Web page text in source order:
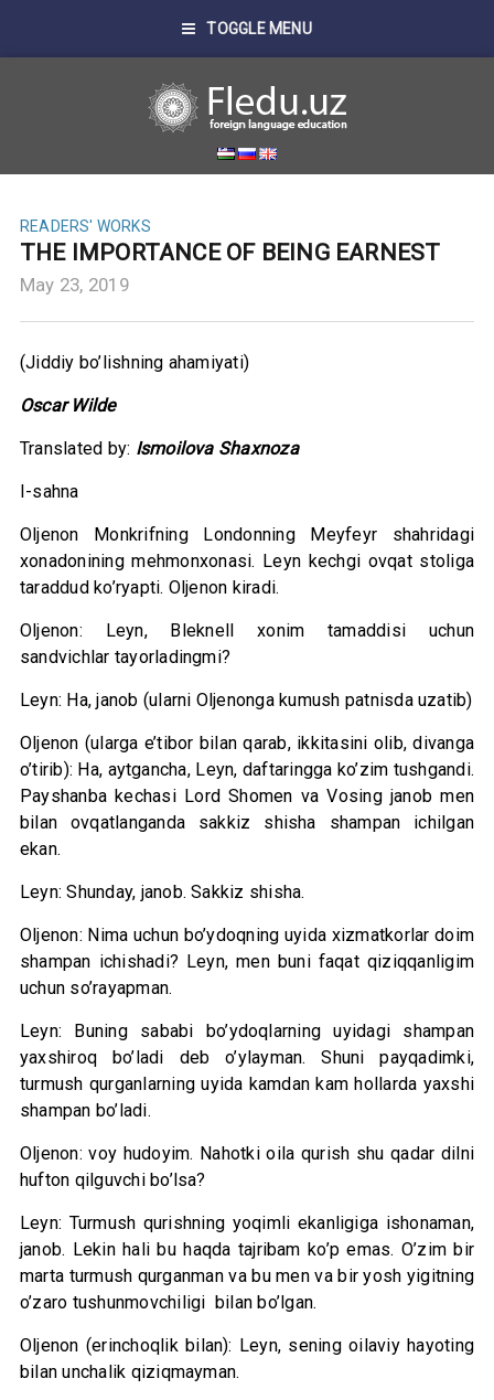
TOGGLE MENU
READERS' WORKS
THE IMPORTANCE OF BEING EARNEST
May 23, 2019
(Jiddiy bo’lishning ahamiyati)
Oscar Wilde
Translated by: Ismoilova Shaxnoza
I-sahna
Oljenon Monkrifning Londonning Meyfeyr shahridagi
xonadonining mehmonxonasi. Leyn kechgi ovqat stoliga
taraddud ko’ryapti. Oljenon kiradi.
Oljenon: Leyn, Bleknell xonim tamaddisi uchun
sandvichlar tayorladingmi?
Leyn: Ha, janob (ularni Oljenonga kumush patnisda uzatib)
Oljenon (ularga e’tibor bilan qarab, ikkitasini olib, divanga
o’tirib): Ha, aytgancha, Leyn, daftaringga ko’zim tushgandi.
Payshanba kechasi Lord Shomen va Vosing janob men
bilan ovqatlanganda sakkiz shisha shampan ichilgan
ekan.
Leyn: Shunday, janob. Sakkiz shisha.
Oljenon: Nima uchun bo’ydoqning uyida xizmatkorlar doim
shampan ichishadi? Leyn, men buni faqat qiziqqanligim
uchun so’rayapman.
Leyn: Buning sababi bo’ydoqlarning uyidagi shampan
yaxshiroq bo’ladi deb o’ylayman. Shuni payqadimki,
turmush qurganlarning uyida kamdan kam hollarda yaxshi
shampan bo’ladi.
Oljenon: voy hudoyim. Nahotki oila qurish shu qadar dilni
hufton qilguvchi bo’lsa?
Leyn: Turmush qurishning yoqimli ekanligiga ishonaman,
janob. Lekin hali bu haqda tajribam ko’p emas. O’zim bir
marta turmush qurganman va bu men va bir yosh yigitning
o’zaro tushunmovchiligi bilan bo’lgan.
Oljenon (erinchoqlik bilan): Leyn, sening oilaviy hayoting
bilan unchalik qiziqmayman.